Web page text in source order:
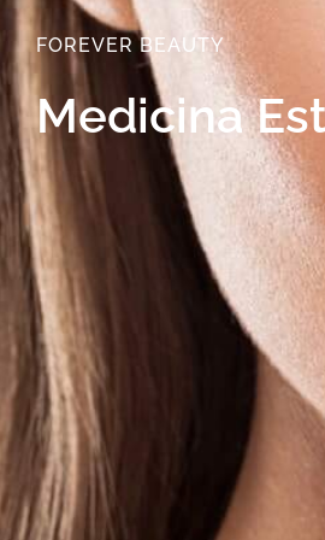
FOREVER BEAUTY
Medicina